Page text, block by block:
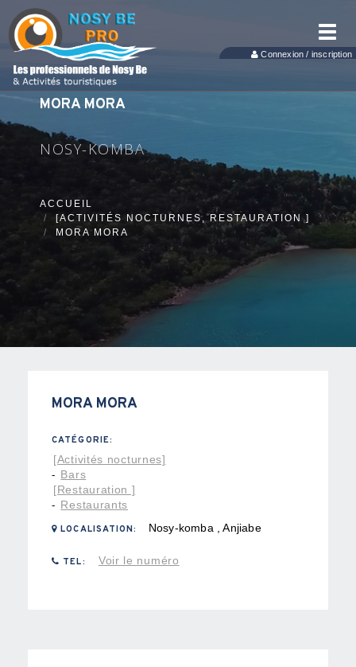
Connexion / inscription
MORA MORA
NOSY-KOMBA
ACCUEIL
[ACTIVITÉS NOCTURNES, RESTAURATION ]
MORA MORA
MORA MORA
CATÉGORIE:
[Activités nocturnes]
- Bars
[Restauration ]
- Restaurants
LOCALISATION: Nosy-komba , Anjiabe
TEL: Voir le numéro